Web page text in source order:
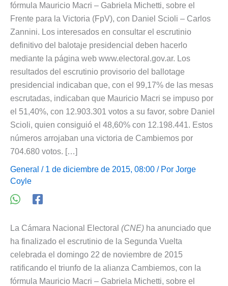
fórmula Mauricio Macri – Gabriela Michetti, sobre el
Frente para la Victoria (FpV), con Daniel Scioli – Carlos
Zannini. Los interesados en consultar el escrutinio
definitivo del balotaje presidencial deben hacerlo
mediante la página web www.electoral.gov.ar. Los
resultados del escrutinio provisorio del ballotage
presidencial indicaban que, con el 99,17% de las mesas
escrutadas, indicaban que Mauricio Macri se impuso por
el 51,40%, con 12.903.301 votos a su favor, sobre Daniel
Scioli, quien consiguió el 48,60% con 12.198.441. Estos
números arrojaban una victoria de Cambiemos por
704.680 votos. […]
General / 1 de diciembre de 2015, 08:00 / Por Jorge
Coyle
La Cámara Nacional Electoral (CNE) ha anunciado que
ha finalizado el escrutinio de la Segunda Vuelta
celebrada el domingo 22 de noviembre de 2015
ratificando el triunfo de la alianza Cambiemos, con la
fórmula Mauricio Macri – Gabriela Michetti, sobre el